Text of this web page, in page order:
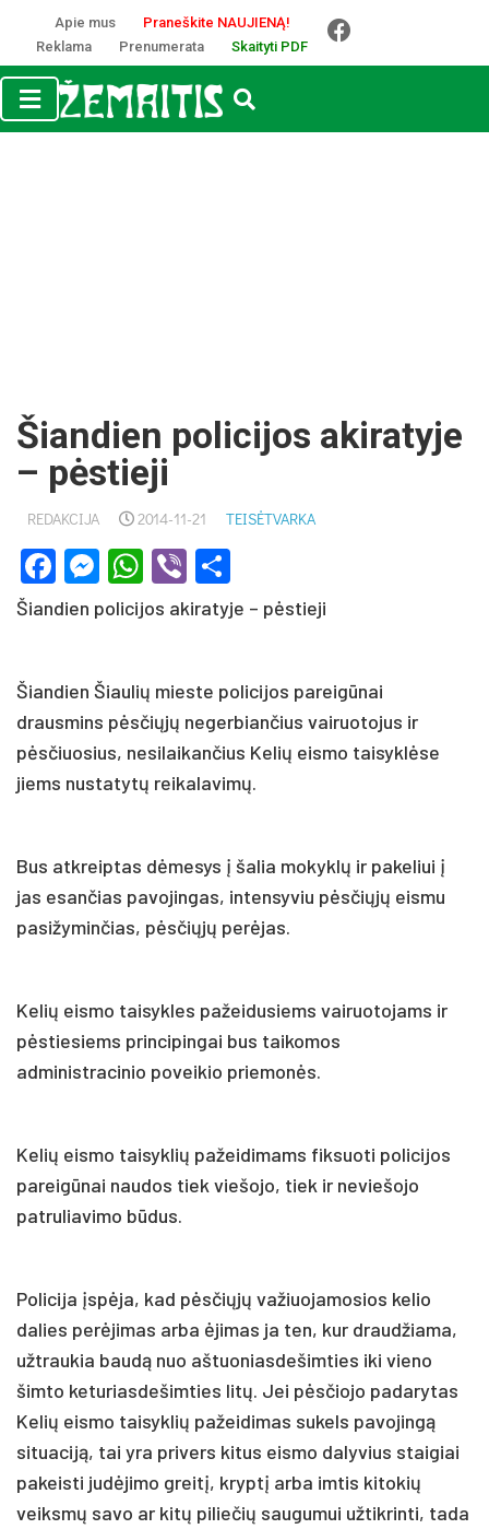
Apie mus
Praneškite NAUJIENĄ!
Reklama
Prenumerata Skaityti PDF
Šiandien policijos akiratyje
– pėstieji
REDAKCIJA 2014-11-21 TEISĖTVARKA
Facebook
Messenger
WhatsApp
Viber
Šiandien policijos akiratyje – pėstieji
Šiandien Šiaulių mieste policijos pareigūnai
drausmins pėsčiųjų negerbiančius vairuotojus ir
pėsčiuosius, nesilaikančius Kelių eismo taisyklėse
jiems nustatytų reikalavimų.
Bus atkreiptas dėmesys į šalia mokyklų ir pakeliui į
jas esančias pavojingas, intensyviu pėsčiųjų eismu
pasižyminčias, pėsčiųjų perėjas.
Kelių eismo taisykles pažeidusiems vairuotojams ir
pėstiesiems principingai bus taikomos
administracinio poveikio priemonės.
Kelių eismo taisyklių pažeidimams fiksuoti policijos
pareigūnai naudos tiek viešojo, tiek ir neviešojo
patruliavimo būdus.
Policija įspėja, kad pėsčiųjų važiuojamosios kelio
dalies perėjimas arba ėjimas ja ten, kur draudžiama,
užtraukia baudą nuo aštuoniasdešimties iki vieno
šimto keturiasdešimties litų. Jei pėsčiojo padarytas
Kelių eismo taisyklių pažeidimas sukels pavojingą
situaciją, tai yra privers kitus eismo dalyvius staigiai
pakeisti judėjimo greitį, kryptį arba imtis kitokių
veiksmų savo ar kitų piliečių saugumui užtikrinti, tada